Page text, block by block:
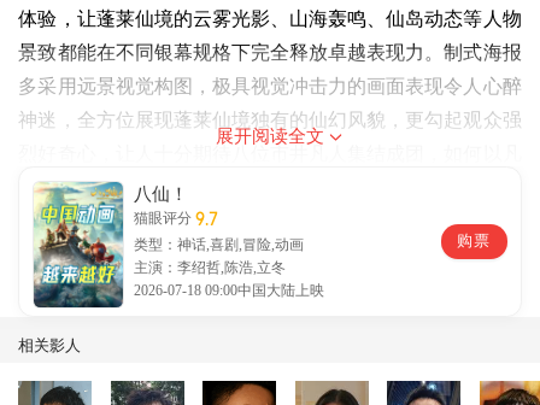
体验，让蓬莱仙境的云雾光影、山海轰鸣、仙岛动态等人物
景致都能在不同银幕规格下完全释放卓越表现力。制式海报
多采用远景视觉构图，极具视觉冲击力的画面表现令人心醉
神迷，全方位展现蓬莱仙境独有的仙幻风貌，更勾起观众强
人之躯对抗各路仙神，在蓬莱仙境之中又会上演怎样的精彩
故事！
展开阅读全文
八仙！
猫眼评分 9.7
类型：神话,喜剧,冒险,动画
主演：李绍哲,陈浩,立冬
2026-07-18 09:00中国大陆上映
购票
相关影人